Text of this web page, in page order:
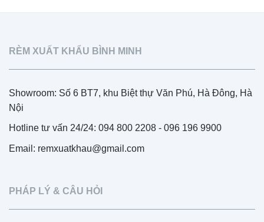
RÈM XUẤT KHẨU BÌNH MINH
Showroom: Số 6 BT7, khu Biệt thự Văn Phú, Hà Đông, Hà
Nội
Hotline tư vấn 24/24: 094 800 2208 - 096 196 9900
Email: remxuatkhau@gmail.com
PHÁP LÝ & CÂU HỎI